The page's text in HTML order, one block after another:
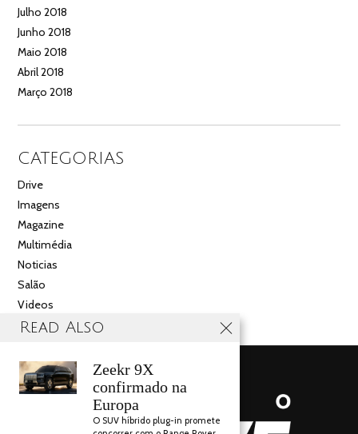
Julho 2018
Junho 2018
Maio 2018
Abril 2018
Março 2018
CATEGORIAS
Drive
Imagens
Magazine
Multimédia
Noticias
Salão
Videos
Read Also
Zeekr 9X
confirmado na
Europa
O SUV híbrido plug-in promete